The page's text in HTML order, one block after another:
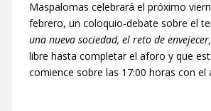
Maspalomas celebrará el próximo
febrero, un coloquio-debate sobre el
una nueva sociedad, el reto de envejecer,
libre hasta completar el aforo y que
comience sobre las 17:00 horas con el